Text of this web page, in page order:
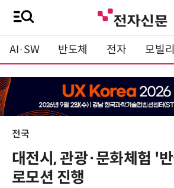
AI·SW 반도체 전자 모빌
전국
대전시, 관광·문화체험 '
로모션 진행